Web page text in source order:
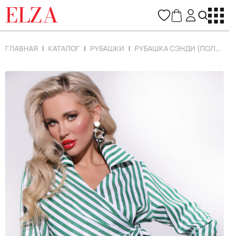
ELZA
ГЛАВНАЯ КАТАЛОГ РУБАШКИ РУБАШКА СЭНДИ (ПОЛОСКА/ИЗУМРУД)